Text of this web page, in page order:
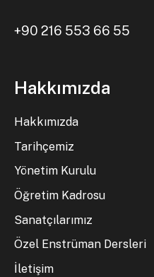
+90 216 553 66 55
Hakkımızda
Hakkımızda
Tarihçemiz
Yönetim Kurulu
Öğretim Kadrosu
Sanatçılarımız
Özel Enstrüman Dersleri
İletişim